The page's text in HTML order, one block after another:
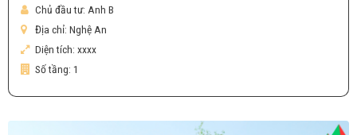
Chủ đầu tư: Anh B
Địa chỉ: Nghệ An
Diện tích: xxxx
Số tầng: 1